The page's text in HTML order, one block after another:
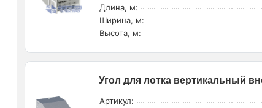
Длина, м:
Ширина, м:
Высота, м:
Угол для лотка вертикальный
Артикул: